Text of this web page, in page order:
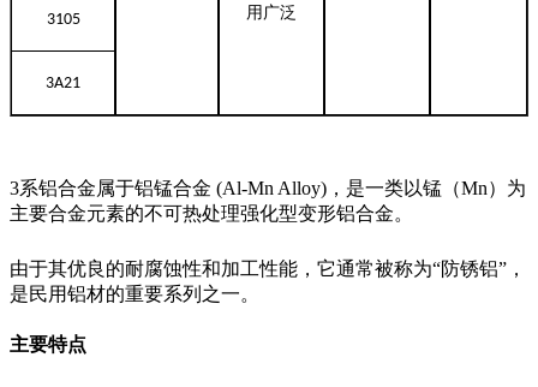
用广泛
3105
3A21
3系铝合金属于铝锰合金 (Al-Mn Alloy)，是一类以锰（Mn）为
主要合金元素的不可热处理强化型变形铝合金。
由于其优良的耐腐蚀性和加工性能，它通常被称为“防锈铝”，
是民用铝材的重要系列之一。
主要特点